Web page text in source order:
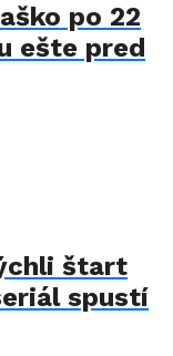
po 22
ešte pred
štart
spustí